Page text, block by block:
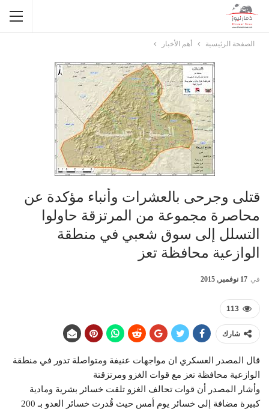
الصفحة الرئيسية أهم الأخبار
قتلى وجرحى بالعشرات وأنباء مؤكدة عن
محاصرة مجموعة من المرتزقة حاولوا
التسلل إلى سوق شعبي في منطقة
الوازعية محافظة تعز
في 17 نوفمبر, 2015
113
شارك
قال المصدر العسكري ان مواجهات عنيفة ومتواصلة تدور في منطقة
الوازعية محافظة تعز مع قوات الغزو ومرتزقتة
وأشار المصدر أن قوات تحالف الغزو تلقت خسائر بشرية ومادية
كبيرة مضافة إلى خسائر يوم أمس حيث قُدرت خسائر العدو بـ 200